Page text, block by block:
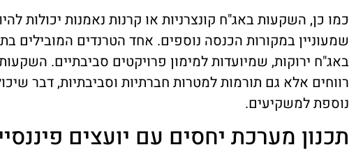
כמו כן, השקעות באג"ח קונצרניות או קרנות נאמנות יכולות
שמעוניין במקורות הכנסה נוספים. אחד הטרנדים המובילים
באג"ח ירוקות, שמיועדות למימון פרויקטים סביבתיים.
רווחים אלא גם תורמות למטרות חברתיות וסביבתיות, דבר
נוספת למשקיעים.
תכנון מערכת יחסים עם יועצים